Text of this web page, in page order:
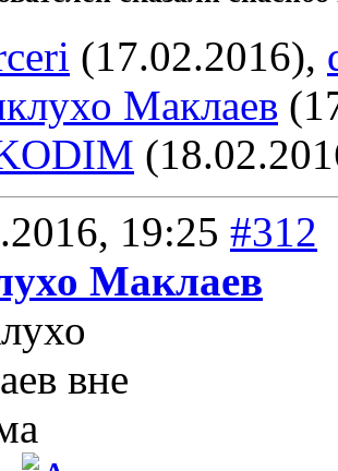
(17.02.2016),
Маклаев
19:25 #312
Маклаев